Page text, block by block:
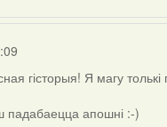
гісторыя! Я магу
апошні :-)